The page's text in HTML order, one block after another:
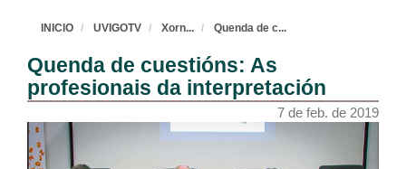
INICIO UVIGOTV Xorn... Quenda de c...
Quenda de cuestións: As
profesionais da interpretación
7 de feb. de 2019